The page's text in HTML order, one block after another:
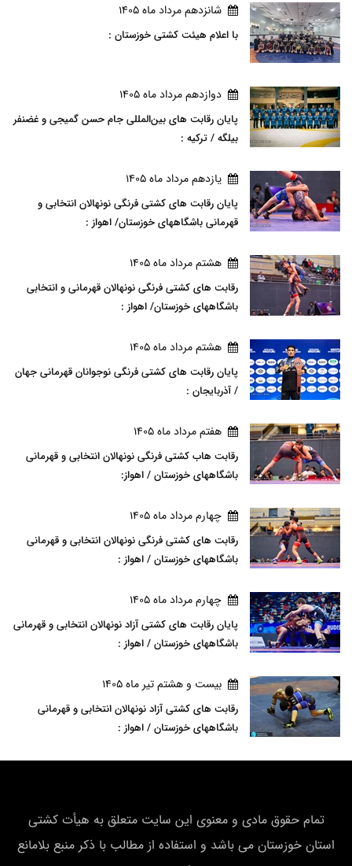
شانزدهم مرداد ماه 1405
با اعلام هیئت کشتی خوزستان :
دوازدهم مرداد ماه 1405
پایان رقابت های بین‌المللی جام حسن گمیجی و غضنفر
بیلگه / ترکیه :
يازدهم مرداد ماه 1405
پایان رقابت های کشتی فرنگی نونهالان انتخابی و
قهرمانی باشگاههای خوزستان/ اهواز :
هشتم مرداد ماه 1405
رقابت های کشتی فرنگی نونهالان قهرمانی و انتخابی
باشگاههای خوزستان/ اهواز :
هشتم مرداد ماه 1405
پایان رقابت های کشتی فرنگی نوجوانان قهرمانی جهان
/ آذربایجان :
هفتم مرداد ماه 1405
رقابت هاب کشتی فرنگی نونهالان انتخابی و قهرمانی
باشگاههای خوزستان / اهواز:
چهارم مرداد ماه 1405
رقابت های کشتی فرنگی نونهالان انتخابی و قهرمانی
باشگاههای خوزستان / اهواز :
چهارم مرداد ماه 1405
پایان رقابت های کشتی آزاد نونهالان انتخابی و قهرمانی
باشگاههای خوزستان / اهواز :
بيست و هشتم تير ماه 1405
رقابت های کشتی آزاد نونهالان انتخابی و قهرمانی
باشگاههای خوزستان / اهواز :
تمام حقوق مادی و معنوی این سایت متعلق به هیأت كشتی
استان خوزستان می باشد و استفاده از مطالب با ذکر منبع بلامانع